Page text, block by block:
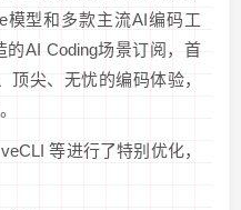
模型和多款主流AI编码工
AI Coding场景订阅，首
顶尖、无忧的编码体验，
等进行了特别优化，